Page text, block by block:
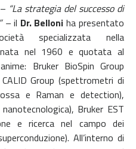
“La strategia del successo di
–il Dr. Belloni ha presentato
specializzata nella
nel 1960 e quotata al
Bruker BioSpin Group
Group (spettrometri di
e Raman e detection),
Bruker EST
e ricerca nel campo dei
All’interno di